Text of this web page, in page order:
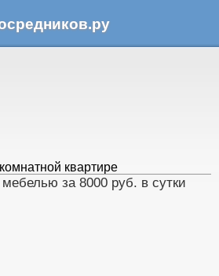
квартире
за 8000 руб. в сутки